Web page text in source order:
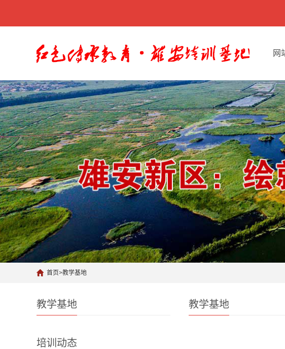
网
首页>教学基地
教学基地
培训动态
教学基地